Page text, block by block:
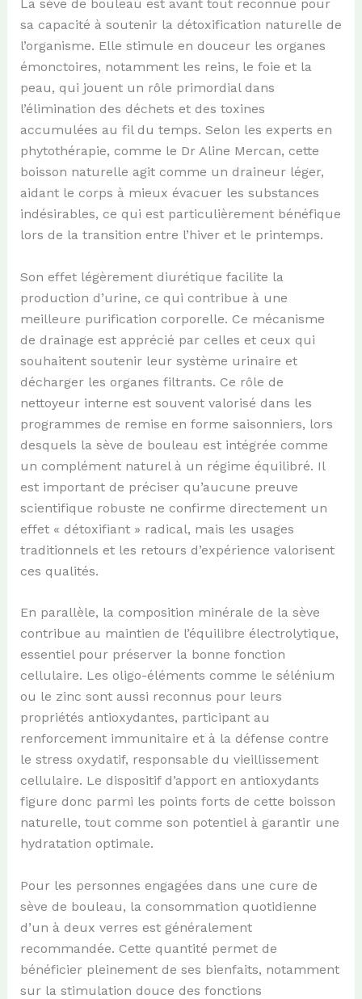
La sève de bouleau est avant tout reconnue pour
sa capacité à soutenir la détoxification naturelle de
l’organisme. Elle stimule en douceur les organes
émonctoires, notamment les reins, le foie et la
peau, qui jouent un rôle primordial dans
l’élimination des déchets et des toxines
accumulées au fil du temps. Selon les experts en
phytothérapie, comme le Dr Aline Mercan, cette
boisson naturelle agit comme un draineur léger,
aidant le corps à mieux évacuer les substances
indésirables, ce qui est particulièrement bénéfique
lors de la transition entre l’hiver et le printemps.
Son effet légèrement diurétique facilite la
production d’urine, ce qui contribue à une
meilleure purification corporelle. Ce mécanisme
de drainage est apprécié par celles et ceux qui
souhaitent soutenir leur système urinaire et
décharger les organes filtrants. Ce rôle de
nettoyeur interne est souvent valorisé dans les
programmes de remise en forme saisonniers, lors
desquels la sève de bouleau est intégrée comme
un complément naturel à un régime équilibré. Il
est important de préciser qu’aucune preuve
scientifique robuste ne confirme directement un
effet « détoxifiant » radical, mais les usages
traditionnels et les retours d’expérience valorisent
ces qualités.
En parallèle, la composition minérale de la sève
contribue au maintien de l’équilibre électrolytique,
essentiel pour préserver la bonne fonction
cellulaire. Les oligo-éléments comme le sélénium
ou le zinc sont aussi reconnus pour leurs
propriétés antioxydantes, participant au
renforcement immunitaire et à la défense contre
le stress oxydatif, responsable du vieillissement
cellulaire. Le dispositif d’apport en antioxydants
figure donc parmi les points forts de cette boisson
naturelle, tout comme son potentiel à garantir une
hydratation optimale.
Pour les personnes engagées dans une cure de
sève de bouleau, la consommation quotidienne
d’un à deux verres est généralement
recommandée. Cette quantité permet de
bénéficier pleinement de ses bienfaits, notamment
sur la stimulation douce des fonctions